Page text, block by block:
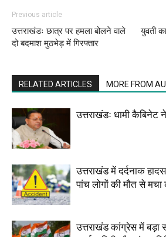
Previous article
उत्तराखंडः छात्र पर हमला बोलने वाले
दो बदमाश मुठभेड़ में गिरफ्तार
युवती
RELATED ARTICLES MORE FROM
उत्तराखंडः धामी कैबिनेट
उत्तराखंड में दर्दनाक
पांच लोगों की मौत से मचा
उत्तराखंड कांग्रेस में